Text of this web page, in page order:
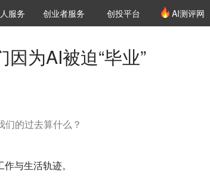
资机构库
职位推介
服务 创投氪堂
创业者服务 创投平台 AI测评网
为AI被迫“毕业”
的过去算什么？
与生活轨迹。